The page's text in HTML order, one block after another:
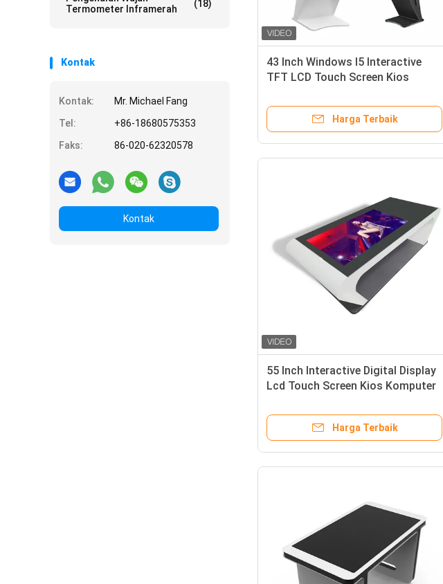
Termometer Inframerah
(18)
Kontak
Kontak:
Mr. Michael Fang
Tel:
+86-18680575353
Faks:
86-020-62320578
Kontak
43 Inch Windows I5 Interactive
TFT LCD Touch Screen Kios
Harga Terbaik
55 Inch Interactive Digital Display
Lcd Touch Screen Kios Komputer
Harga Terbaik